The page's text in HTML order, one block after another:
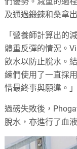
及通過鍛鍊和桑拿
「營養師計算出的
體重反彈的情況。
飲水以防止脫水。
練們使用了一直採
惜最終事與願違。」
過磅失敗後，
脫水，亦進行了血